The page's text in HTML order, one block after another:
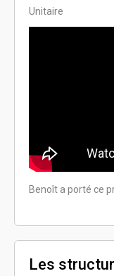
Unitaire
Benoît a porté ce
Les